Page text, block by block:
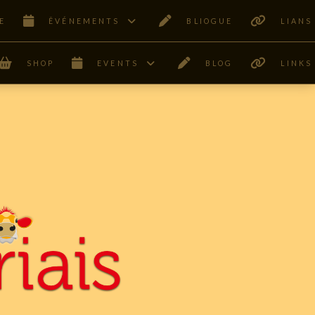
ÊVÉNEMENTS BLIOGUE LIANS
SHOP EVENTS BLOG LINKS